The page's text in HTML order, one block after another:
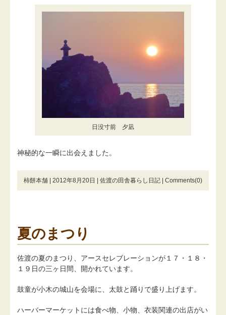
日没寸前 夕凪
神秘的な一瞬に出会えました。
柿餅本舗 | 2012年8月20日 | 佐渡の田舎暮らし日記 | Comments(0)
夏のまつり
佐渡の夏のまつり、アースセレブレーションが１７・１８・
１９日の三ヶ日間、開かれています。
鼓童が小木の城山を会場に、太鼓と踊りで盛り上げます。
ハーバーマーケットには食べ物、小物、衣装関連の出店がい